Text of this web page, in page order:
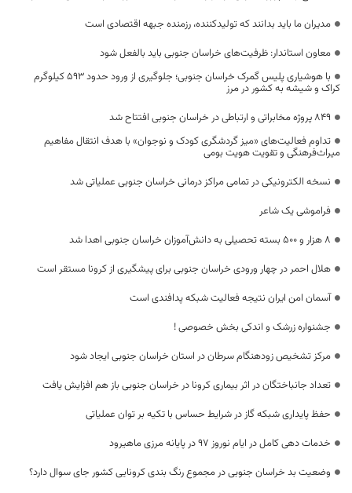
مدیران ما باید بدانند که تولیدکننده، رزمنده جبهه اقتصادی است
معاون استاندار: ظرفیت‌های خراسان جنوبی باید بالفعل شود
با هوشیاری پلیس گمرک خراسان جنوبی؛ جلوگیری از ورود حدود ۵۹۳ کیلوگرم
کراک و شیشه به کشور در مرز
۸۴۹ پروژه مخابراتی و ارتباطی در خراسان جنوبی افتتاح شد
تداوم فعالیت‌های «میز گردشگری کودک و نوجوان» با هدف انتقال مفاهیم
میراث‌فرهنگی و تقویت هویت بومی
نسخه الکترونیکی در تمامی مراکز درمانی خراسان جنوبی عملیاتی شد
فراموشی یک شاعر
۸ هزار و ۵۰۰ بسته تحصیلی به دانش‌آموزان خراسان جنوبی اهدا شد
هلال احمر در چهار ورودی خراسان جنوبی برای پیشگیری از کرونا مستقر است
آسمان امن ایران نتیجه فعالیت شبکه پدافندی است
جشنواره زرشک و اندکی بخش خصوصی !
مرکز تشخیص زودهنگام سرطان در استان خراسان جنوبی ایجاد شود
تعداد جانباختگان در اثر بیماری کرونا در خراسان جنوبی باز هم افزایش یافت
حفظ پایداری شبکه گاز در شرایط حساس با تکیه بر توان عملیاتی
خدمات دهی کامل در ایام نوروز ۹۷ در پایانه مرزی ماهیرود
وضعیت بد خراسان جنوبی در مجموع رنگ بندی کرونایی کشور جای سوال دارد؟